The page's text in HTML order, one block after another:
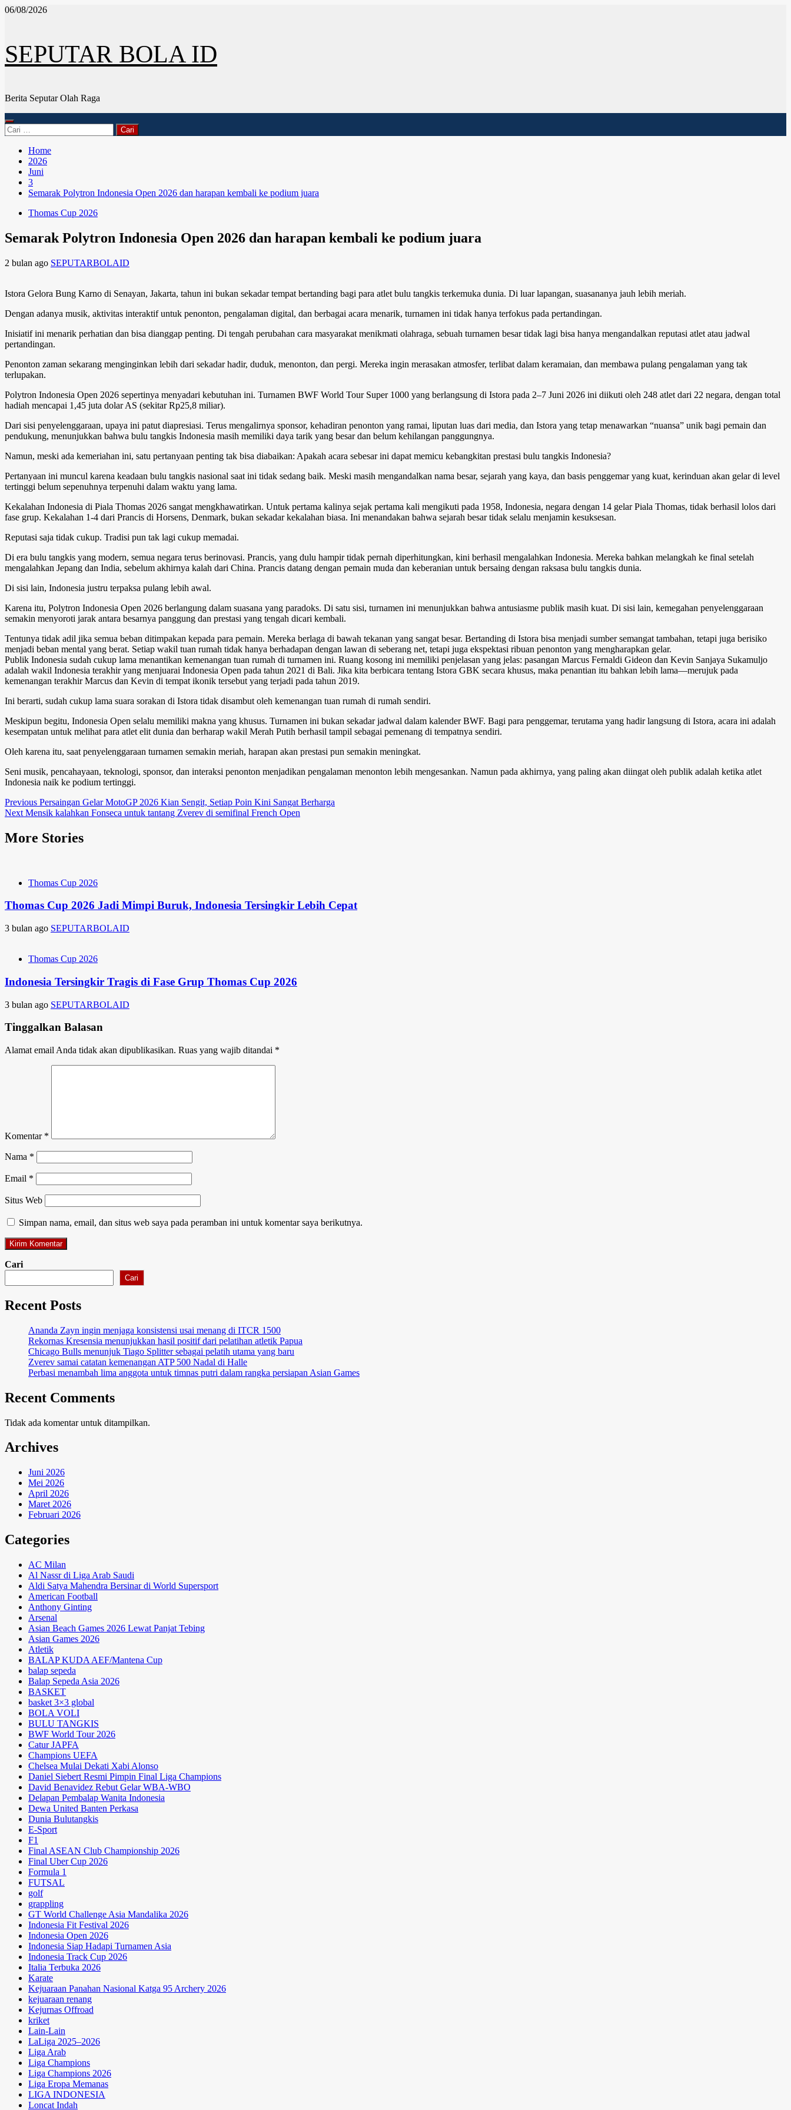
Skip
06/08/2026
SEPUTAR BOLA ID
Berita Seputar Olah Raga
Primary
Menu
Cari
untuk:
Home
2026
Juni
3
Semarak Polytron Indonesia Open 2026 dan harapan kembali ke podium juara
Thomas Cup 2026
Semarak Polytron Indonesia Open 2026 dan harapan kembali ke podium juara
2 bulan ago SEPUTARBOLAID
Istora Gelora Bung Karno di Senayan, Jakarta, tahun ini bukan sekadar tempat bertanding bagi para atlet bulu tangkis terkemuka dunia. Di luar lapangan, suasananya jauh lebih meriah.
Dengan adanya musik, aktivitas interaktif untuk penonton, pengalaman digital, dan berbagai acara menarik, turnamen ini tidak hanya terfokus pada pertandingan.
Inisiatif ini menarik perhatian dan bisa dianggap penting. Di tengah perubahan cara masyarakat menikmati olahraga, sebuah turnamen besar tidak lagi bisa hanya mengandalkan reputasi atlet atau jadwal
pertandingan.
Penonton zaman sekarang menginginkan lebih dari sekadar hadir, duduk, menonton, dan pergi. Mereka ingin merasakan atmosfer, terlibat dalam keramaian, dan membawa pulang pengalaman yang tak
terlupakan.
Polytron Indonesia Open 2026 sepertinya menyadari kebutuhan ini. Turnamen BWF World Tour Super 1000 yang berlangsung di Istora pada 2–7 Juni 2026 ini diikuti oleh 248 atlet dari 22 negara, dengan total
hadiah mencapai 1,45 juta dolar AS (sekitar Rp25,8 miliar).
Dari sisi penyelenggaraan, upaya ini patut diapresiasi. Terus mengalirnya sponsor, kehadiran penonton yang ramai, liputan luas dari media, dan Istora yang tetap menawarkan “nuansa” unik bagi pemain dan
pendukung, menunjukkan bahwa bulu tangkis Indonesia masih memiliki daya tarik yang besar dan belum kehilangan panggungnya.
Namun, meski ada kemeriahan ini, satu pertanyaan penting tak bisa diabaikan: Apakah acara sebesar ini dapat memicu kebangkitan prestasi bulu tangkis Indonesia?
Pertanyaan ini muncul karena keadaan bulu tangkis nasional saat ini tidak sedang baik. Meski masih mengandalkan nama besar, sejarah yang kaya, dan basis penggemar yang kuat, kerinduan akan gelar di level
tertinggi belum sepenuhnya terpenuhi dalam waktu yang lama.
Kekalahan Indonesia di Piala Thomas 2026 sangat mengkhawatirkan. Untuk pertama kalinya sejak pertama kali mengikuti pada 1958, Indonesia, negara dengan 14 gelar Piala Thomas, tidak berhasil lolos dari
fase grup. Kekalahan 1-4 dari Prancis di Horsens, Denmark, bukan sekadar kekalahan biasa. Ini menandakan bahwa sejarah besar tidak selalu menjamin kesuksesan.
Reputasi saja tidak cukup. Tradisi pun tak lagi cukup memadai.
Di era bulu tangkis yang modern, semua negara terus berinovasi. Prancis, yang dulu hampir tidak pernah diperhitungkan, kini berhasil mengalahkan Indonesia. Mereka bahkan melangkah ke final setelah
mengalahkan Jepang dan India, sebelum akhirnya kalah dari China. Prancis datang dengan pemain muda dan keberanian untuk bersaing dengan raksasa bulu tangkis dunia.
Di sisi lain, Indonesia justru terpaksa pulang lebih awal.
Karena itu, Polytron Indonesia Open 2026 berlangung dalam suasana yang paradoks. Di satu sisi, turnamen ini menunjukkan bahwa antusiasme publik masih kuat. Di sisi lain, kemegahan penyelenggaraan
semakin menyoroti jarak antara besarnya panggung dan prestasi yang tengah dicari kembali.
Tentunya tidak adil jika semua beban ditimpakan kepada para pemain. Mereka berlaga di bawah tekanan yang sangat besar. Bertanding di Istora bisa menjadi sumber semangat tambahan, tetapi juga berisiko
menjadi beban mental yang berat. Setiap wakil tuan rumah tidak hanya berhadapan dengan lawan di seberang net, tetapi juga ekspektasi ribuan penonton yang mengharapkan gelar.
Publik Indonesia sudah cukup lama menantikan kemenangan tuan rumah di turnamen ini. Ruang kosong ini memiliki penjelasan yang jelas: pasangan Marcus Fernaldi Gideon dan Kevin Sanjaya Sukamuljo
adalah wakil Indonesia terakhir yang menjuarai Indonesia Open pada tahun 2021 di Bali. Jika kita berbicara tentang Istora GBK secara khusus, maka penantian itu bahkan lebih lama—merujuk pada
kemenangan terakhir Marcus dan Kevin di tempat ikonik tersebut yang terjadi pada tahun 2019.
Ini berarti, sudah cukup lama suara sorakan di Istora tidak disambut oleh kemenangan tuan rumah di rumah sendiri.
Meskipun begitu, Indonesia Open selalu memiliki makna yang khusus. Turnamen ini bukan sekadar jadwal dalam kalender BWF. Bagi para penggemar, terutama yang hadir langsung di Istora, acara ini adalah
kesempatan untuk melihat para atlet elit dunia dan berharap wakil Merah Putih berhasil tampil sebagai pemenang di tempatnya sendiri.
Oleh karena itu, saat penyelenggaraan turnamen semakin meriah, harapan akan prestasi pun semakin meningkat.
Seni musik, pencahayaan, teknologi, sponsor, dan interaksi penonton menjadikan pengalaman menonton lebih mengesankan. Namun pada akhirnya, yang paling akan diingat oleh publik adalah ketika atlet
Indonesia naik ke podium tertinggi.
Post
navigation
Previous Persaingan Gelar MotoGP 2026 Kian Sengit, Setiap Poin Kini Sangat Berharga
Next Mensik kalahkan Fonseca untuk tantang Zverev di semifinal French Open
More Stories
Thomas Cup 2026
Thomas Cup 2026 Jadi Mimpi Buruk, Indonesia Tersingkir Lebih Cepat
3 bulan ago SEPUTARBOLAID
Thomas Cup 2026
Indonesia Tersingkir Tragis di Fase Grup Thomas Cup 2026
3 bulan ago SEPUTARBOLAID
Tinggalkan Balasan
Alamat email Anda tidak akan dipublikasikan. Ruas yang wajib ditandai *
Komentar *
Nama *
Email *
Situs Web
Simpan nama, email, dan situs web saya pada peramban ini untuk komentar saya berikutnya.
Cari
Cari
Recent Posts
Ananda Zayn ingin menjaga konsistensi usai menang di ITCR 1500
Rekornas Kresensia menunjukkan hasil positif dari pelatihan atletik Papua
Chicago Bulls menunjuk Tiago Splitter sebagai pelatih utama yang baru
Zverev samai catatan kemenangan ATP 500 Nadal di Halle
Perbasi menambah lima anggota untuk timnas putri dalam rangka persiapan Asian Games
Recent Comments
Tidak ada komentar untuk ditampilkan.
Archives
Juni 2026
Mei 2026
April 2026
Maret 2026
Februari 2026
Categories
AC Milan
Al Nassr di Liga Arab Saudi
Aldi Satya Mahendra Bersinar di World Supersport
American Football
Anthony Ginting
Arsenal
Asian Beach Games 2026 Lewat Panjat Tebing
Asian Games 2026
Atletik
BALAP KUDA AEF/Mantena Cup
balap sepeda
Balap Sepeda Asia 2026
BASKET
basket 3×3 global
BOLA VOLI
BULU TANGKIS
BWF World Tour 2026
Catur JAPFA
Champions UEFA
Chelsea Mulai Dekati Xabi Alonso
Daniel Siebert Resmi Pimpin Final Liga Champions
David Benavidez Rebut Gelar WBA-WBO
Delapan Pembalap Wanita Indonesia
Dewa United Banten Perkasa
Dunia Bulutangkis
E-Sport
F1
Final ASEAN Club Championship 2026
Final Uber Cup 2026
Formula 1
FUTSAL
golf
grappling
GT World Challenge Asia Mandalika 2026
Indonesia Fit Festival 2026
Indonesia Open 2026
Indonesia Siap Hadapi Turnamen Asia
Indonesia Track Cup 2026
Italia Terbuka 2026
Karate
Kejuaraan Panahan Nasional Katga 95 Archery 2026
kejuaraan renang
Kejurnas Offroad
kriket
Lain-Lain
LaLiga 2025–2026
Liga Arab
Liga Champions
Liga Champions 2026
Liga Eropa Memanas
LIGA INDONESIA
Loncat Indah